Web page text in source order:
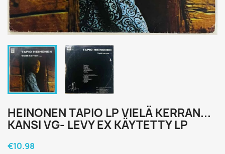
HEINONEN TAPIO LP VIELÄ KERRAN...
KANSI VG- LEVY EX KÄYTETTY LP
€10.98